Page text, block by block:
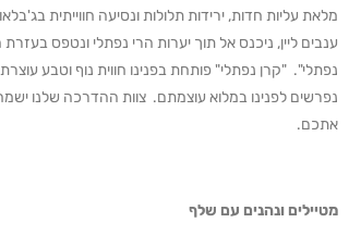
מלאת עליות חדות, ירידות תלולות ונסיעה חווייתית
ענבים ליין, ניכנס אל תוך יערות הרי נפתלי ונטפס
נפתלי". "קרן נפתלי" פותחת בפנינו חווית נוף וטבע
נפרשים לפנינו במלוא עוצמתם. צוות ההדרכה שלנו
אתכם.
מטיילים ונהנים עם שלף